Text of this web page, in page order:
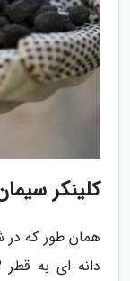
کلینکر
همان طور که در